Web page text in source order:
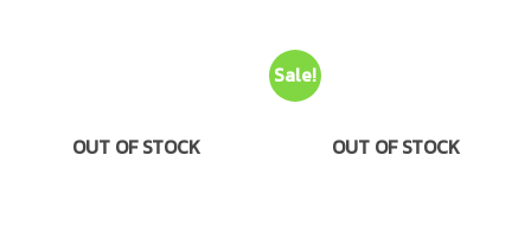
OUT OF STOCK
Sale!
OUT OF STOCK